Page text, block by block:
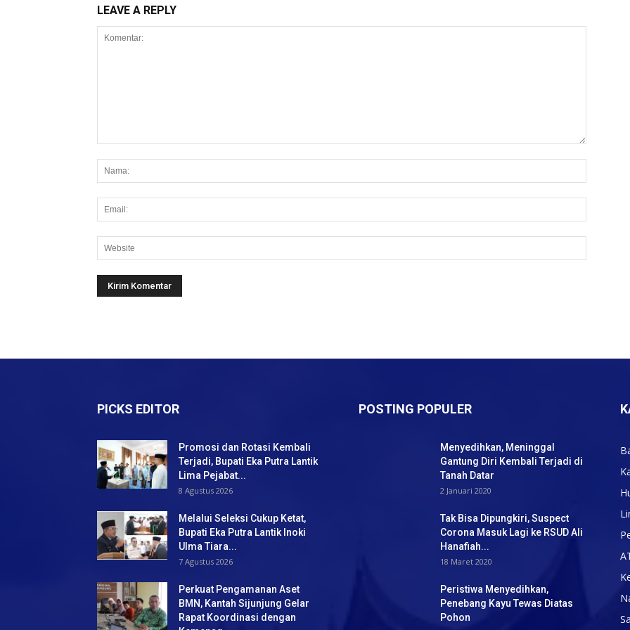
LEAVE A REPLY
PICKS EDITOR
Promosi dan Rotasi Kembali
Terjadi, Bupati Eka Putra Lantik
Lima Pejabat...
8 Agustus 2026
Melalui Seleksi Cukup Ketat,
Bupati Eka Putra Lantik Inoki
Ulma Tiara...
7 Agustus 2026
Perkuat Pengamanan Aset
BMN, Kantah Sijunjung Gelar
Rapat Koordinasi dengan
POSTING POPULER
Menyedihkan, Meninggal
Gantung Diri Kembali Terjadi di
Tanah Datar
2 Januari 2020
Tak Bisa Dipungkiri, Suspect
Corona Masuk Lagi ke RSUD Ali
Hanafiah...
18 Maret 2020
Peristiwa Menyedihkan,
Penebang Kayu Tewas Diatas
Pohon